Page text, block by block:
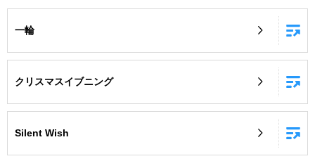
DAMの新曲・ランキングなど
自宅でカラオケ歌い放題！
一輪
クリスマスイブニング
Silent Wish